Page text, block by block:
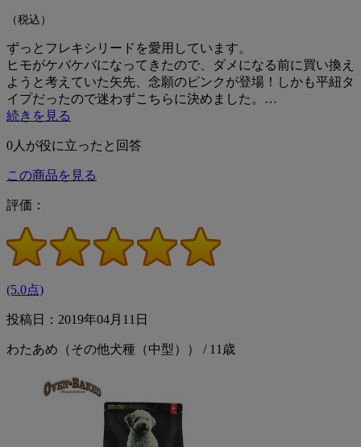
（税込）
ずっとフレキシリードを愛用しています。
ヒモがケバケバになってきたので、ダメになる前に買い換え
ようと考えていた矢先、念願のピンクが登場！しかも平紐タ
イプだったので迷わずこちらに決めました。…
続きを見る
0人が役に立ったと回答
この商品を見る
評価：
(5.0点)
投稿日：2019年04月11日
わたあめ（その他犬種（中型）） / 11歳